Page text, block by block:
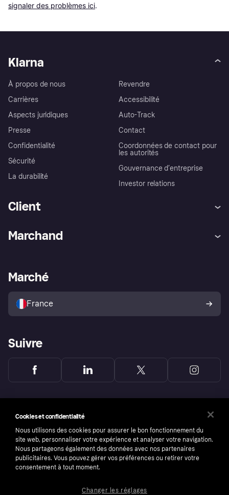
signaler des problèmes ici.
Klarna
À propos de nous
Carrières
Aspects juridiques
Presse
Confidentialité
Sécurité
La durabilité
Revendre
Accessibilité
Auto-Track
Contact
Coordonnées de contact pour
les autorités
Gouvernance d’entreprise
Investor relations
Client
Explorez les magasins
Politique de protection de
l’acheteur Klarna
Marchand
Portail Marchand
Marché
France
Suivre
Cookies et confidentialité
Nous utilisons des cookies pour assurer le bon fonctionnement du
site web, personnaliser votre expérience et analyser votre navigation.
Nous partageons également des données avec nos partenaires
publicitaires. Vous pouvez gérer vos préférences ou retirer votre
consentement à tout moment.
Changer les réglages